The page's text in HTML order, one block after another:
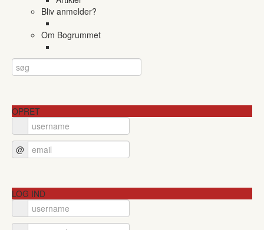
Bliv anmelder?
Om Bogrummet
OPRET
@
LOG IND